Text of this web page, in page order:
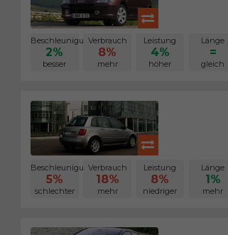
Beschleunigung
2%
besser
Verbrauch
8%
mehr
Leistung
4%
höher
Länge
=
gleich
Beschleunigung
5%
schlechter
Verbrauch
18%
mehr
Leistung
8%
niedriger
Länge
1%
mehr